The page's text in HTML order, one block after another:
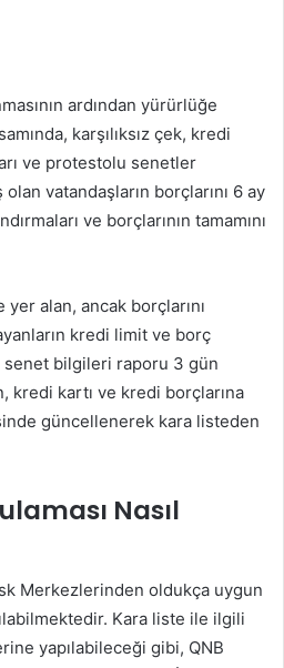
ardından yürürlüğe
karşılıksız çek, kredi
ve protestolu senetler
vatandaşların borçlarını 6 ay
ve borçlarının tamamını
alan, ancak borçlarını
kredi limit ve borç
bilgileri raporu 3 gün
kartı ve kredi borçlarına
güncellenerek kara listeden
Nasıl
Merkezlerinden oldukça uygun
Kara liste ile ilgili
yapılabileceği gibi, QNB